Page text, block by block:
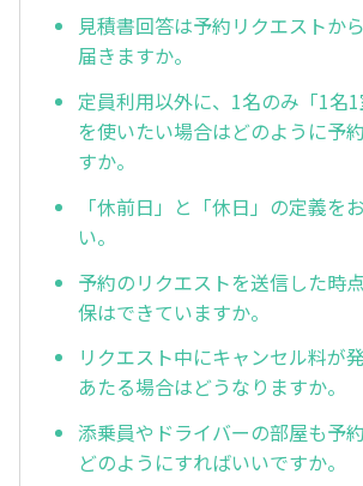
見積書回答は予約リクエストか
届きますか。
定員利用以外に、1名のみ「1名
を使いたい場合はどのように予
すか。
「休前日」と「休日」の定義を
い。
予約のリクエストを送信した時
保はできていますか。
リクエスト中にキャンセル料が
あたる場合はどうなりますか。
添乗員やドライバーの部屋も予
どのようにすればいいですか。